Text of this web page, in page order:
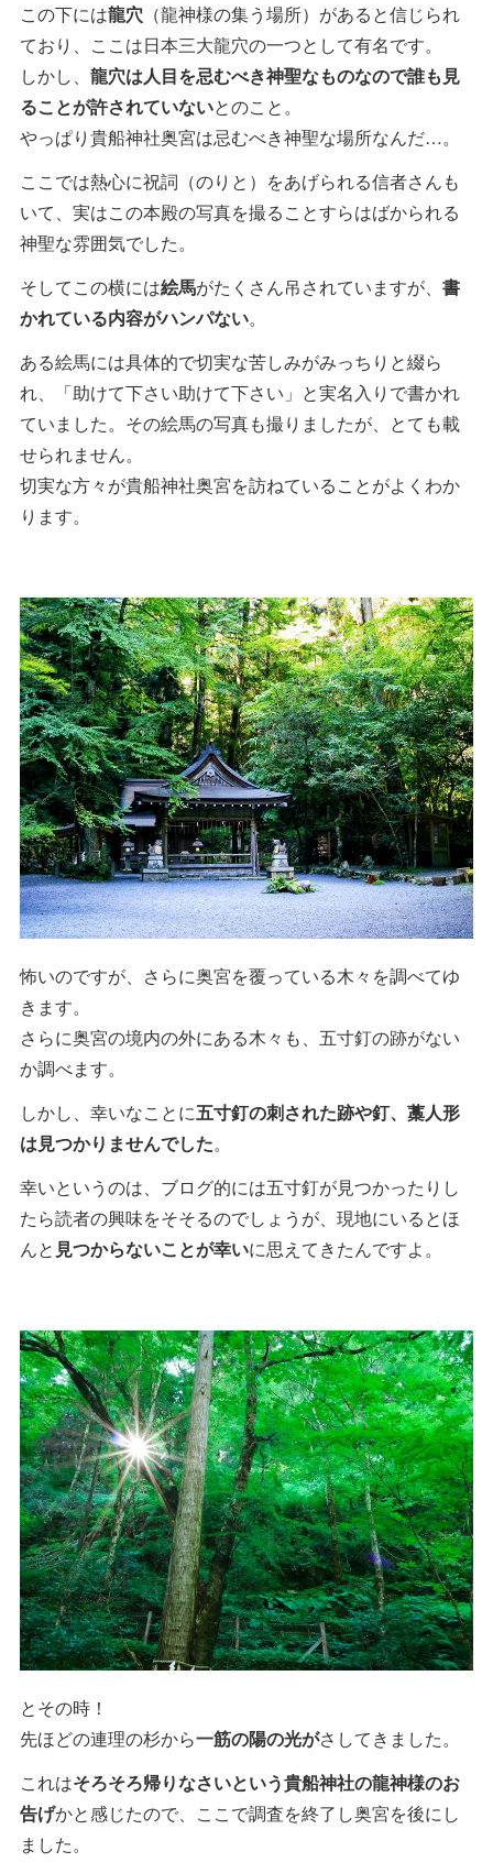
この下には龍穴 （龍神様の集う場所）があると信じられ
ており、ここは日本三大龍穴の一つとして有名です。
しかし、 龍穴は人目を忌むべき神聖なものなので誰も見
ることが許されていないとのこと。
やっぱり貴船神社奥宮は忌むべき神聖な場所なんだ…。
ここでは熱心に祝詞（のりと）をあげられる信者さんも
いて、実はこの本殿の写真を撮ることすらはばかられる
神聖な雰囲気でした。
そしてこの横には絵馬がたくさん吊されていますが、 書
かれている内容がハンパない。
ある絵馬には具体的で切実な苦しみがみっちりと綴ら
れ、「助けて下さい助けて下さい」と実名入りで書かれ
ていました。その絵馬の写真も撮りましたが、とても載
せられません。
切実な方々が貴船神社奥宮を訪ねていることがよくわか
ります。
怖いのですが、さらに奥宮を覆っている木々を調べてゆ
きます。
さらに奥宮の境内の外にある木々も、五寸釘の跡がない
か調べます。
しかし、幸いなことに五寸釘の刺された跡や釘、藁人形
は見つかりませんでした。
幸いというのは、ブログ的には五寸釘が見つかったりし
たら読者の興味をそそるのでしょうが、現地にいるとほ
んと 見つからないことが幸いに思えてきたんですよ。
とその時！
先ほどの連理の杉から一筋の陽の光がさしてきました。
これはそろそろ帰りなさいという貴船神社の龍神様のお
告げかと感じたので、ここで調査を終了し奥宮を後にし
ました。